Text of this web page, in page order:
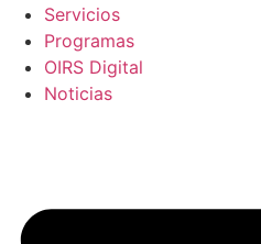
Servicios
Programas
OIRS Digital
Noticias